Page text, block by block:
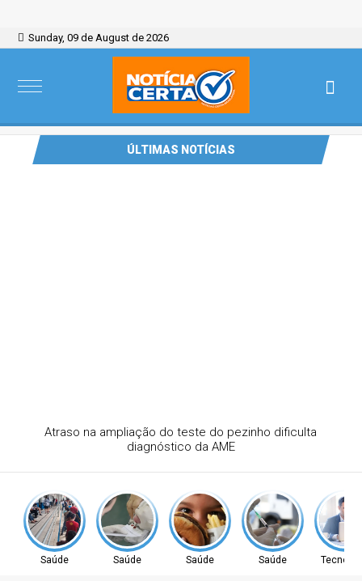
Sunday, 09 de August de 2026
ÚLTIMAS NOTÍCIAS
Atraso na ampliação do teste do pezinho dificulta
diagnóstico da AME
Saúde Saúde Saúde Saúde